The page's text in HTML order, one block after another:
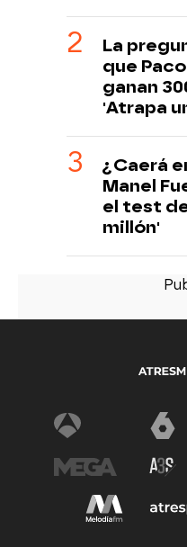
La
que
ganan
'Atrapa
¿Caerá
Manel
el test
millón'